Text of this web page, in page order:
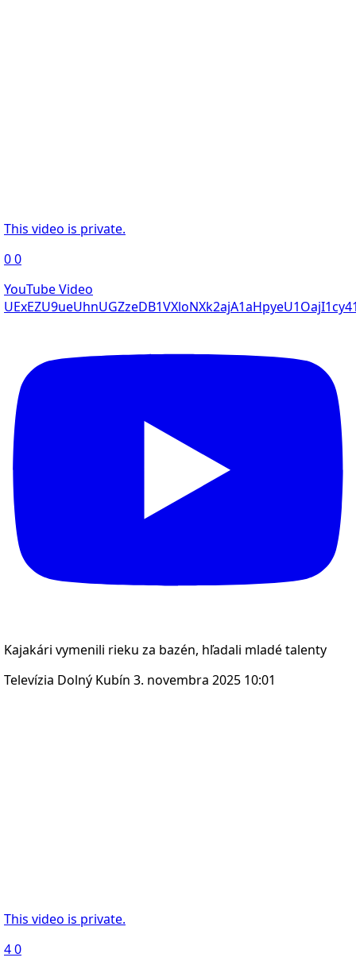
This video is private.
00
YouTube Video
Kajakári vymenili rieku za bazén, hľadali mladé talenty
Televízia Dolný Kubín 3. novembra 2025 10:01
This video is private.
40